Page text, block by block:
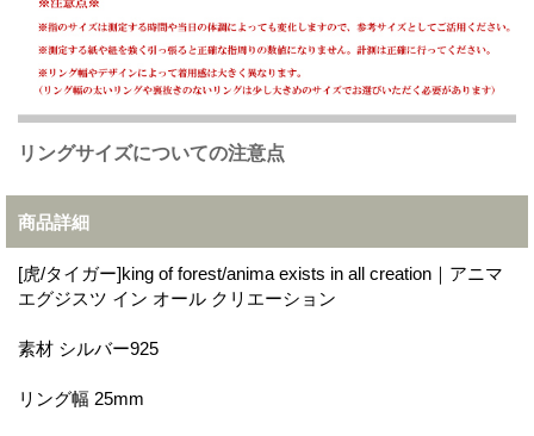
リングサイズについての注意点
商品詳細
[虎/タイガー]king of forest/anima exists in all creation｜アニマ
エグジスツ イン オール クリエーション
素材 シルバー925
リング幅 25mm